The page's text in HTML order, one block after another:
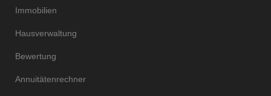
Immobilien
Hausverwaltung
Bewertung
Annuitätenrechner